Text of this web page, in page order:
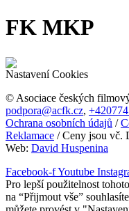
FK MKP
Nastavení Cookies
© Asociace českých
podpora@acfk.cz,
Ochrana osobních údajů /
Reklamace / Ceny jsou vč.
Web: David Huspenina
Facebook-fYoutube
Pro lepší použitelnost
na “Přijmout vše”